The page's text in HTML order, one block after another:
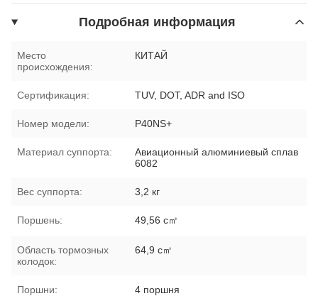
Подробная информация
Место
происхождения:
КИТАЙ
Сертификация: TUV, DOT, ADR and ISO
Номер модели: P40NS+
Материал суппорта:
Авиационный алюминиевый сплав
6082
Вес суппорта: 3,2 кг
Поршень: 49,56 с㎡
Область тормозных
колодок:
64,9 с㎡
Поршни: 4 поршня